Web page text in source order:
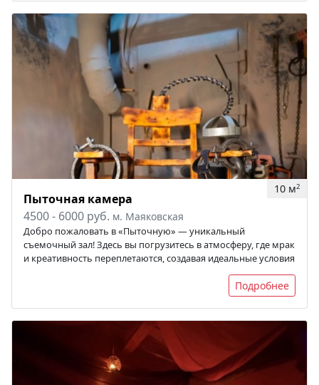
10 м2
Пыточная камера
4500 - 6000 руб. м. Маяковская
Добро пожаловать в «Пыточную» — уникальный
съемочный зал! Здесь вы погрузитесь в атмосферу, где мрак
и креативность переплетаются, создавая идеальные условия
Подробнее